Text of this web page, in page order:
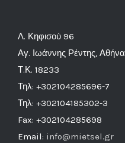
Λ. Κηφισού 96
Αγ. Ιωάννης Ρέντης, Αθήνα
Τ.Κ. 18233
Τηλ: +302104285696-7
Τηλ: +302104185302-3
Fax: +302104285698
Email: info@mietsel.gr